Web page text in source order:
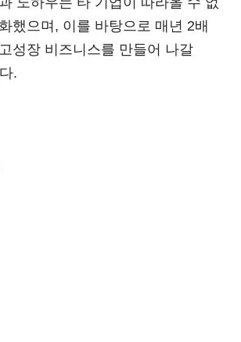
했으며, 이를 바탕으로 매년 2배
성장 비즈니스를 만들어 나갈
.